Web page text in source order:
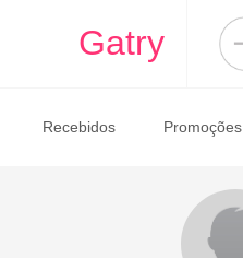
Gatry
Recebidos Promoções